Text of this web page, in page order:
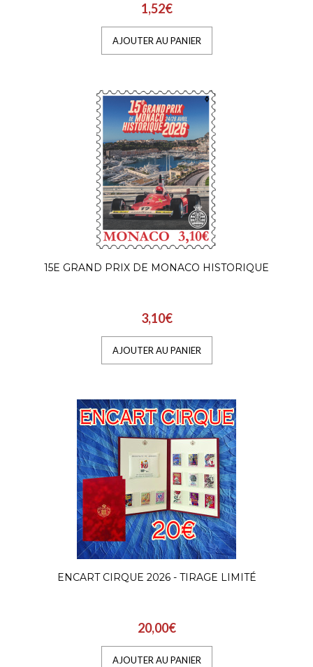
1,52€
AJOUTER AU PANIER
15E GRAND PRIX DE MONACO HISTORIQUE
3,10€
AJOUTER AU PANIER
ENCART CIRQUE 2026 - TIRAGE LIMITÉ
20,00€
AJOUTER AU PANIER